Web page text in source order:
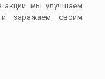
акции мы улучшаем
заражаем своим